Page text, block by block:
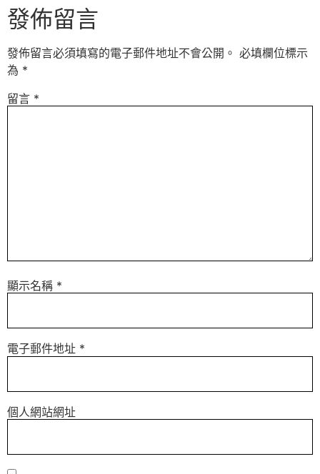
發佈留言
發佈留言必須填寫的電子郵件地址不會公開。 必填欄位標示
為 *
留言 *
顯示名稱 *
電子郵件地址 *
個人網站網址